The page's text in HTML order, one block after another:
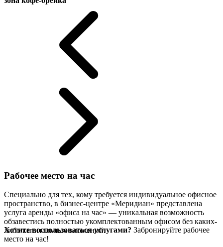
Рабочее место на час
Специально для тех, кому требуется индивидуальное офисное
пространство, в бизнес-центре «Меридиан» представлена
услуга аренды «офиса на час» — уникальная возможность
обзавестись полностью укомплектованным офисом без каких-
либо капитальных вложений.
Хотите воспользоваться услугами? Забронируйте рабочее
место на час!